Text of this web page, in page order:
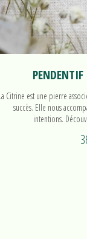
Citrine est une pierre
succès. Elle nous
intentions.